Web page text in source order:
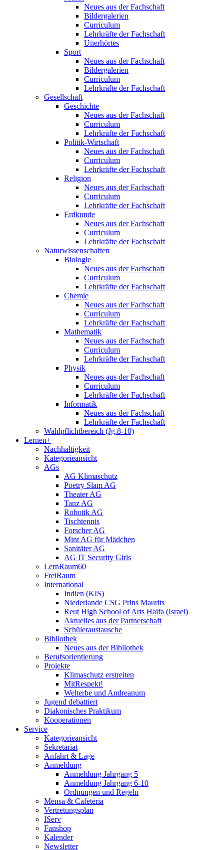
Neues aus der Fachschaft
Bildergalerien
Curriculum
Lehrkräfte der Fachschaft
Unerhörtes
Sport
Neues aus der Fachschaft
Bildergalerien
Curriculum
Lehrkräfte der Fachschaft
Gesellschaft
Geschichte
Neues aus der Fachschaft
Curriculum
Lehrkräfte der Fachschaft
Politik-Wirtschaft
Neues aus der Fachschaft
Curriculum
Lehrkräfte der Fachschaft
Religion
Neues aus der Fachschaft
Curriculum
Lehrkräfte der Fachschaft
Erdkunde
Neues aus der Fachschaft
Curriculum
Lehrkräfte der Fachschaft
Naturwissenschaften
Biologie
Neues aus der Fachschaft
Curriculum
Lehrkräfte der Fachschaft
Chemie
Neues aus der Fachschaft
Curriculum
Lehrkräfte der Fachschaft
Mathematik
Neues aus der Fachschaft
Curriculum
Lehrkräfte der Fachschaft
Physik
Neues aus der Fachschaft
Curriculum
Lehrkräfte der Fachschaft
Informatik
Neues aus der Fachschaft
Lehrkräfte der Fachschaft
Wahlpflichtbereich (Jg.8-10)
Lernen+
Nachhaltigkeit
Kategorieansicht
AGs
AG Klimaschutz
Poetry Slam AG
Theater AG
Tanz AG
Robotik AG
Tischtennis
Forscher AG
Mint AG für Mädchen
Sanitäter AG
AG IT Security Girls
LernRaum60
FreiRaum
International
Indien (KIS)
Niederlande CSG Prins Maurits
Reut High School of Arts Haifa (Israel)
Aktuelles aus der Partnerschaft
Schüleraustausche
Bibliothek
Neues aus der Bibliothek
Berufsorientierung
Projekte
Klimaschutz erstreiten
MitRespekt!
Welterbe und Andreanum
Jugend debattiert
Diakonisches Praktikum
Kooperationen
Service
Kategorieansicht
Sekretariat
Anfahrt & Lage
Anmeldung
Anmeldung Jahrgang 5
Anmeldung Jahrgang 6-10
Ordnungen und Regeln
Mensa & Cafeteria
Vertretungsplan
IServ
Fanshop
Kalender
Newsletter